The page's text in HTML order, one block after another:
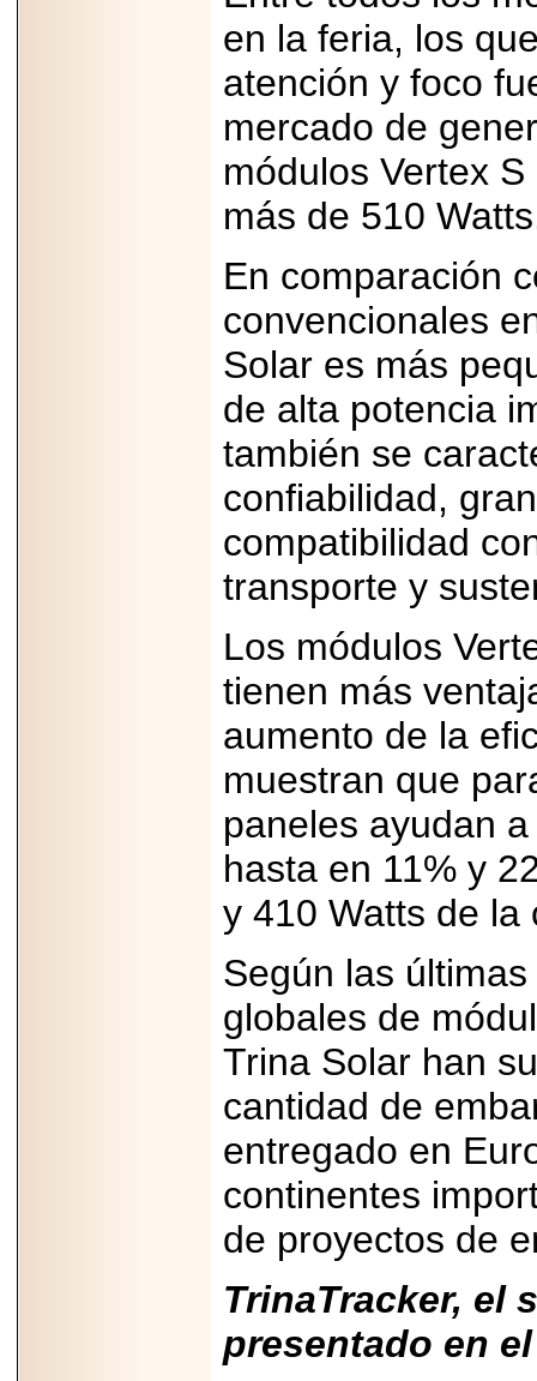
en la feria, los
atención y foco
mercado de
módulos Vertex
más de 510
En comparación
convencionales
Solar es más
de alta potencia
también se
confiabilidad,
compatibilidad
transporte y
Los módulos
tienen más
aumento de la
muestran que
paneles ayudan
hasta en 11% y
y 410 Watts de la
Según las
globales de
Trina Solar han
cantidad de
entregado en
continentes
de proyectos de
TrinaTracker, el
presentado en el